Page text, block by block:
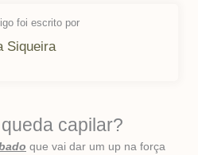
foi escrito por
Siqueira
capilar?
que vai dar um up na força